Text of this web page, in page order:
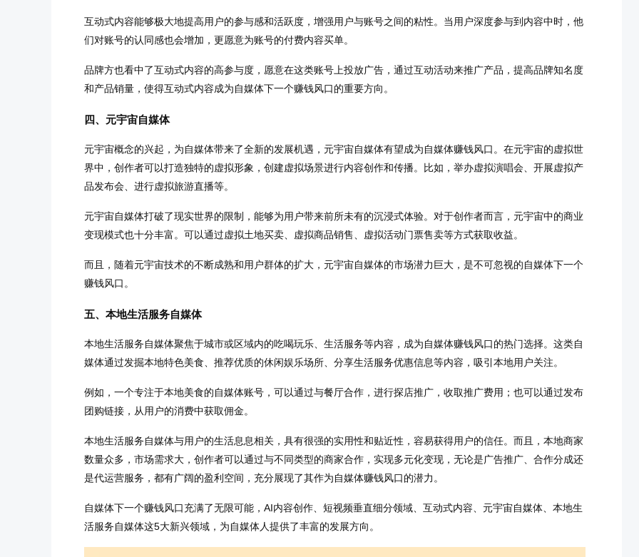
互动式内容能够极大地提高用户的参与感和活跃度，增强用户与账号之间的粘性。当用户深度参与到内容中时，他
们对账号的认同感也会增加，更愿意为账号的付费内容买单。
品牌方也看中了互动式内容的高参与度，愿意在这类账号上投放广告，通过互动活动来推广产品，提高品牌知名度
和产品销量，使得互动式内容成为自媒体下一个赚钱风口的重要方向。
四、元宇宙自媒体
元宇宙概念的兴起，为自媒体带来了全新的发展机遇，元宇宙自媒体有望成为自媒体赚钱风口。在元宇宙的虚拟世
界中，创作者可以打造独特的虚拟形象，创建虚拟场景进行内容创作和传播。比如，举办虚拟演唱会、开展虚拟产
品发布会、进行虚拟旅游直播等。
元宇宙自媒体打破了现实世界的限制，能够为用户带来前所未有的沉浸式体验。对于创作者而言，元宇宙中的商业
变现模式也十分丰富。可以通过虚拟土地买卖、虚拟商品销售、虚拟活动门票售卖等方式获取收益。
而且，随着元宇宙技术的不断成熟和用户群体的扩大，元宇宙自媒体的市场潜力巨大，是不可忽视的自媒体下一个
赚钱风口。
五、本地生活服务自媒体
本地生活服务自媒体聚焦于城市或区域内的吃喝玩乐、生活服务等内容，成为自媒体赚钱风口的热门选择。这类自
媒体通过发掘本地特色美食、推荐优质的休闲娱乐场所、分享生活服务优惠信息等内容，吸引本地用户关注。
例如，一个专注于本地美食的自媒体账号，可以通过与餐厅合作，进行探店推广，收取推广费用；也可以通过发布
团购链接，从用户的消费中获取佣金。
本地生活服务自媒体与用户的生活息息相关，具有很强的实用性和贴近性，容易获得用户的信任。而且，本地商家
数量众多，市场需求大，创作者可以通过与不同类型的商家合作，实现多元化变现，无论是广告推广、合作分成还
是代运营服务，都有广阔的盈利空间，充分展现了其作为自媒体赚钱风口的潜力。
自媒体下一个赚钱风口充满了无限可能，AI内容创作、短视频垂直细分领域、互动式内容、元宇宙自媒体、本地生
活服务自媒体这5大新兴领域，为自媒体人提供了丰富的发展方向。